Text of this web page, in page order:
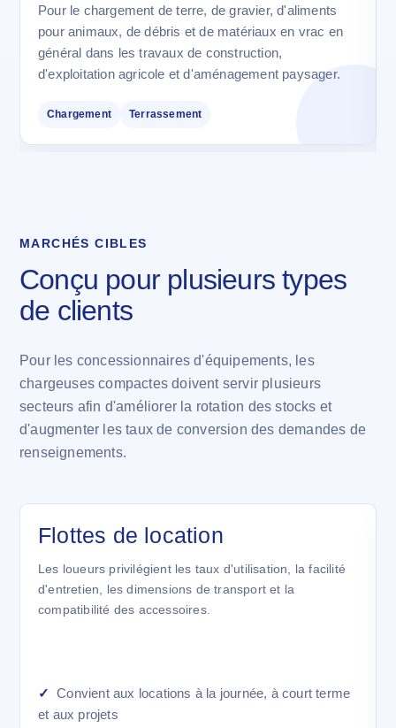
Pour le chargement de terre, de gravier, d'aliments
pour animaux, de débris et de matériaux en vrac en
général dans les travaux de construction,
d'exploitation agricole et d'aménagement paysager.
Chargement Terrassement
MARCHÉS CIBLES
Conçu pour plusieurs types
de clients
Pour les concessionnaires d'équipements, les
chargeuses compactes doivent servir plusieurs
secteurs afin d'améliorer la rotation des stocks et
d'augmenter les taux de conversion des demandes de
renseignements.
Flottes de location
Les loueurs privilégient les taux d'utilisation, la facilité
d'entretien, les dimensions de transport et la
compatibilité des accessoires.
Convient aux locations à la journée, à court terme
et aux projets